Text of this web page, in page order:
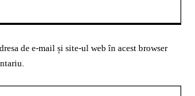
de e-mail și site-ul web în acest browser